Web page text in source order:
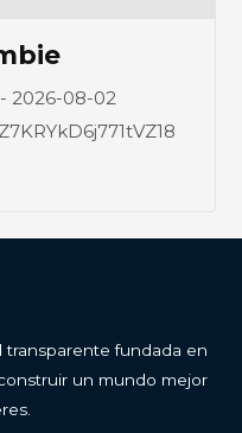
2026-08-02
transparente fundada en
un mundo mejor